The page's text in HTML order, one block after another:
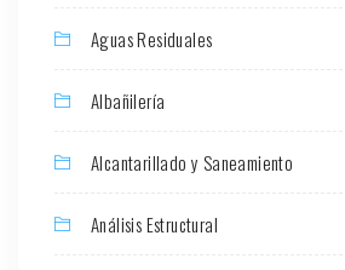
Aguas Residuales
Albañilería
Alcantarillado y Saneamiento
Análisis Estructural